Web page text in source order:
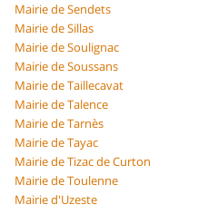
Mairie de Sendets
Mairie de Sillas
Mairie de Soulignac
Mairie de Soussans
Mairie de Taillecavat
Mairie de Talence
Mairie de Tarnès
Mairie de Tayac
Mairie de Tizac de Curton
Mairie de Toulenne
Mairie d'Uzeste